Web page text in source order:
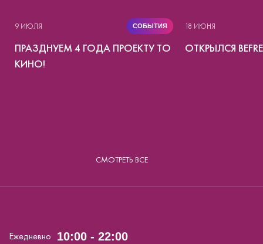
9 ИЮЛЯ СОБЫТИЯ
ПРАЗДНУЕМ 4 ГОДА ПРОЕКТУ ТО
КИНО!
18 ИЮНЯ
ОТКРЫЛСЯ
СМОТРЕТЬ ВСЕ
Ежедневно 10:00 - 22:00